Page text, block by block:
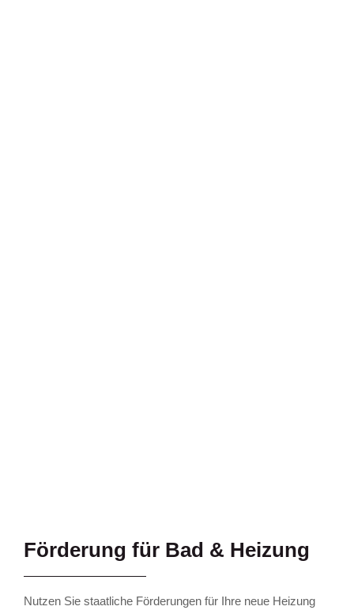
Förderung für Bad & Heizung
Nutzen Sie staatliche Förderungen für Ihre neue Heizung